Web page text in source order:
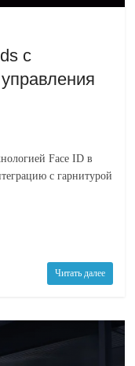
с
Face ID в
с гарнитурой
Читать далее